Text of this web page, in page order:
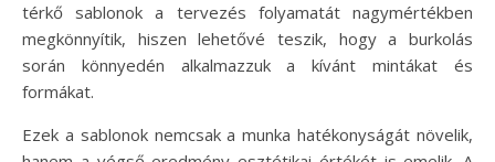
térkő sablonok a tervezés folyamatát nagymértékben
megkönnyítik, hiszen lehetővé teszik, hogy a burkolás
során könnyedén alkalmazzuk a kívánt mintákat és
formákat.
Ezek a sablonok nemcsak a munka hatékonyságát növelik,